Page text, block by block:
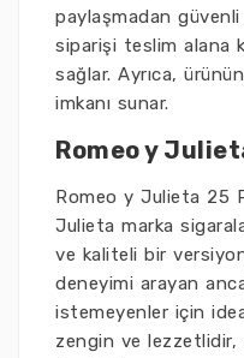
paylaşmadan güvenli
siparişi teslim alana
sağlar. Ayrıca,
imkanı sunar.
Romeo y
Romeo y Julieta 25
Julieta marka
ve kaliteli bir
deneyimi arayan
istemeyenler için
zengin ve lezzetlidir,